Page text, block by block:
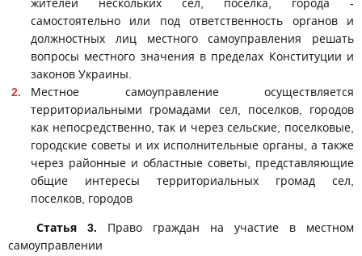
жителей нескольких сел, поселка, города -
самостоятельно или под ответственность органов и
должностных лиц местного самоуправления решать
вопросы местного значения в пределах Конституции и
законов Украины.
Местное самоуправление осуществляется
территориальными громадами сел, поселков, городов
как непосредственно, так и через сельские, поселковые,
городские советы и их исполнительные органы, а также
через районные и областные советы, представляющие
общие интересы территориальных громад сел,
поселков, городов
Статья 3. Право граждан на участие в местном
самоуправлении